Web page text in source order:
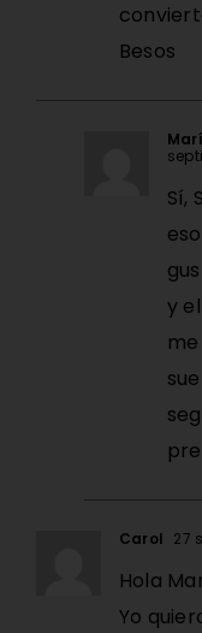
Besos
Sí,
y
Carol 27
Hola
Yo